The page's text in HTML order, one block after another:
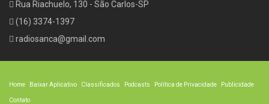
Rua Riachuelo, 130 - São Carlos-SP
(16) 3374-1397
radiosanca@gmail.com
Home Baixar Aplicativo Classificados Podcasts Política de Privacidade Publicidade
Contato